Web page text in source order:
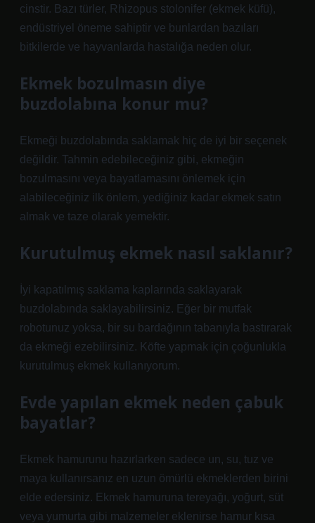
cinstir. Bazı türler, Rhizopus stolonifer (ekmek küfü),
endüstriyel öneme sahiptir ve bunlardan bazıları
bitkilerde ve hayvanlarda hastalığa neden olur.
Ekmek bozulmasın diye
buzdolabına konur mu?
Ekmeği buzdolabında saklamak hiç de iyi bir seçenek
değildir. Tahmin edebileceğiniz gibi, ekmeğin
bozulmasını veya bayatlamasını önlemek için
alabileceğiniz ilk önlem, yediğiniz kadar ekmek satın
almak ve taze olarak yemektir.
Kurutulmuş ekmek nasıl saklanır?
İyi kapatılmış saklama kaplarında saklayarak
buzdolabında saklayabilirsiniz. Eğer bir mutfak
robotunuz yoksa, bir su bardağının tabanıyla bastırarak
da ekmeği ezebilirsiniz. Köfte yapmak için çoğunlukla
kurutulmuş ekmek kullanıyorum.
Evde yapılan ekmek neden çabuk
bayatlar?
Ekmek hamurunu hazırlarken sadece un, su, tuz ve
maya kullanırsanız en uzun ömürlü ekmeklerden birini
elde edersiniz. Ekmek hamuruna tereyağı, yoğurt, süt
veya yumurta gibi malzemeler eklenirse hamur kısa